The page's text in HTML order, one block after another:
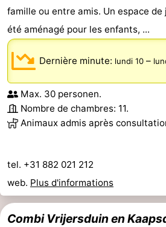
famille ou entre amis. Un espace
été aménagé pour les enfants, ...
Dernière minute: lundi 10 –
Max. 30 personen.
Nombre de chambres: 11.
Animaux admis après
tel. +31 882 021 212
web. Plus d'informations
Combi Vrijersduin en